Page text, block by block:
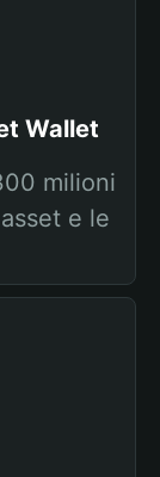
Wallet
milioni
e le